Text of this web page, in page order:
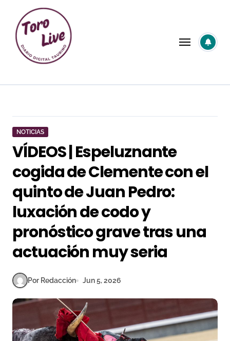
contenido
NOTICIAS
VÍDEOS | Espeluznante
cogida de Clemente con el
quinto de Juan Pedro:
luxación de codo y
pronóstico grave tras una
actuación muy seria
Por Redacción Jun 5, 2026